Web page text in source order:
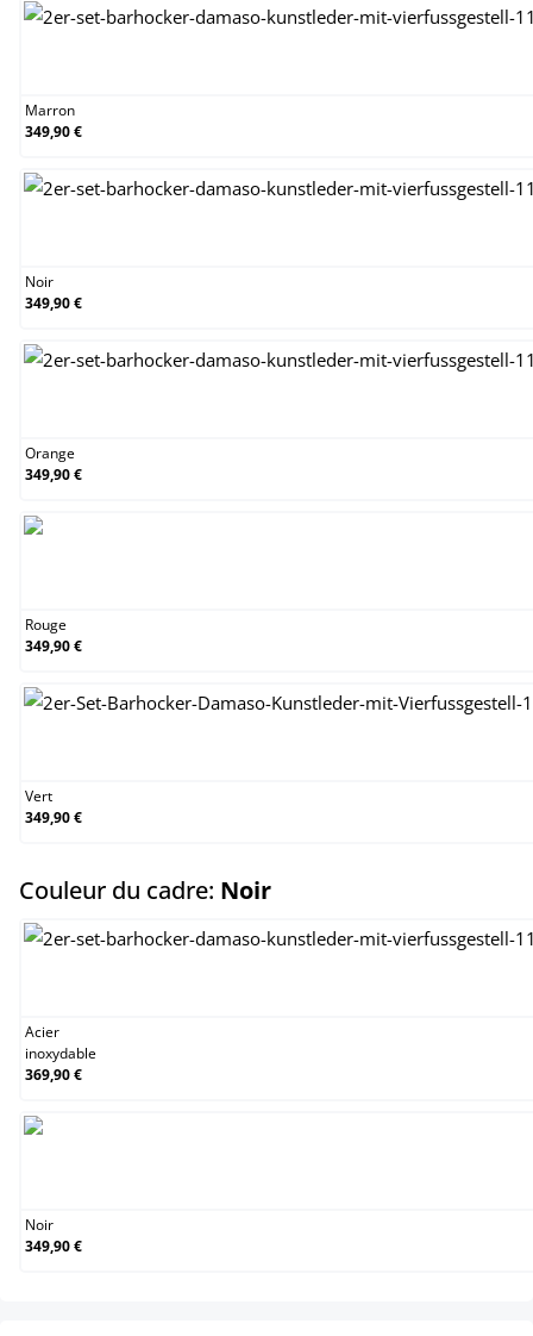
Marron
349,90 €
Noir
349,90 €
Orange
349,90 €
Rouge
349,90 €
Vert
349,90 €
Couleur du cadre: Noirselect
Acier
inoxydable
369,90 €
Noir
349,90 €